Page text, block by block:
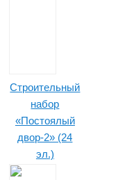
Строительный
набор
«Постоялый
двор-2» (24
эл.)